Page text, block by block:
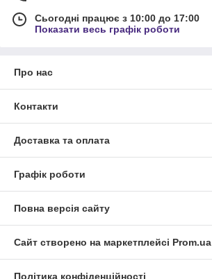
Сьогодні працює з 10:00 до 17:00
Показати весь графік роботи
Про нас
Контакти
Доставка та оплата
Графік роботи
Повна версія сайту
Сайт створено на маркетплейсі Prom.ua
Політика конфіденційності